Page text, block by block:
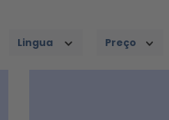
Lingua Preço